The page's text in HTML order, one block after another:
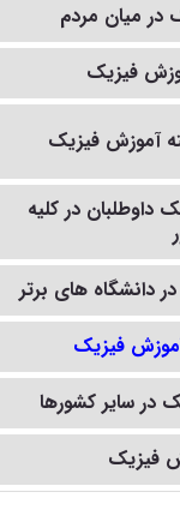
در میان مردم
فیزیک
آموزش فیزیک
داوطلبان در کلیه
دانشگاه های برتر
فیزیک
در سایر کشورها
فیزیک